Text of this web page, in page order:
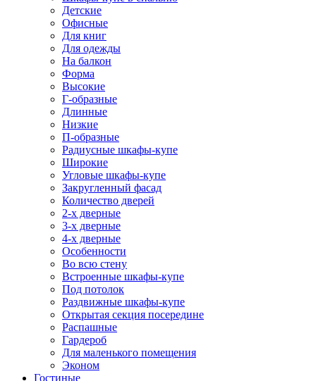
Детские
Офисные
Для книг
Для одежды
На балкон
Форма
Высокие
Г-образные
Длинные
Низкие
П-образные
Радиусные шкафы-купе
Широкие
Угловые шкафы-купе
Закругленный фасад
Количество дверей
2-х дверные
3-х дверные
4-х дверные
Особенности
Во всю стену
Встроенные шкафы-купе
Под потолок
Раздвижные шкафы-купе
Открытая секция посередине
Распашные
Гардероб
Для маленького помещения
Эконом
Гостиные